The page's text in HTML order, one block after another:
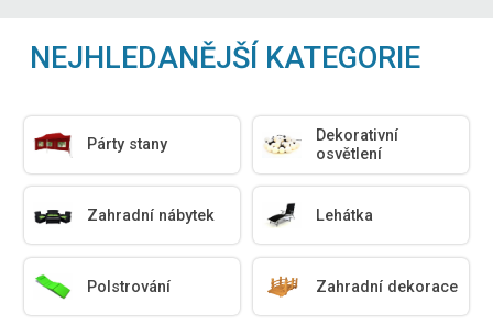
NEJHLEDANĚJŠÍ KATEGORIE
Párty stany
Dekorativní
osvětlení
Zahradní nábytek Lehátka
Polstrování Zahradní dekorace